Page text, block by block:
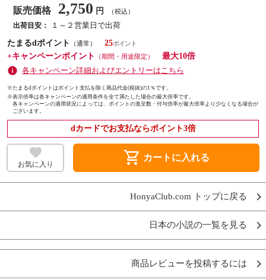
販売価格 2,750 円 （税込）
出荷目安：
１～２営業日で出荷
たまるdポイント
（通常）
25
+キャンペーンポイント
（期間・用途限定）
最大10倍
各キャンペーン詳細およびエントリーはこちら
※たまるdポイントはポイント支払を除く商品代金(税抜)の1％です。
※表示倍率は各キャンペーンの適用条件を全て満たした場合の最大倍率です。
各キャンペーンの適用状況によっては、ポイントの進呈数・付与倍率が最大倍率より少なくなる場合が
ございます。
dカードでお支払ならポイント3倍
お気に入り shopping_cart カートに入れる
HonyaClub.com トップに戻る
日本の小説の一覧を見る
商品レビューを投稿するには